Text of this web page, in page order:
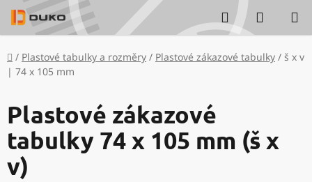
Přejít
na
obsah
Hledat
KOŠÍK
Domů
/ Plastové tabulky a rozměry / Plastové zákazové tabulky / š x v
| 74 x 105 mm
Plastové zákazové
tabulky 74 x 105 mm (š x
v)